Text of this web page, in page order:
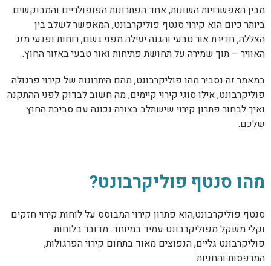
מבין האפשרויות השונות, אחד הפתרונות הפופולריים והמבוקשים
ביותר כיום הוא קירוי סנטף פוליקרבונט, המאפשר לשלב בין
הצללה, חדירת אור טבעי והגנה יעילה מפני גשם, רוחות ופגעי מזג
האוויר – תוך שמירה על תחושת פתיחות ואור טבעי באזור החוץ.
במאמר זה נסביר מהו פוליקרבונט, מהם היתרונות של קירוי פרגולה
פוליקרבונט, אילו סוגי קירוי קיימים, מה חשוב לבדוק לפני ההתקנה
ואיך לבחור פתרון קירוי שישתלב בצורה נכונה עם סביבת החוץ
שלכם.
מהו סנטף פוליקרבונט?
סנטף פוליקרבונט,הוא פתרון קירוי המבוסס על לוחות קירוי חזקים
וקלי משקל מפוליקרבונט עמיד במיוחד. מדובר בלוחות
פוליקרבונט גליים, הנפוצים מאוד בתחום קירוי הפרגולות,
המרפסות והחניות.